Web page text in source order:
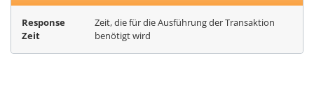
Response
Zeit
Zeit, die für die Ausführung der Transaktion
benötigt wird